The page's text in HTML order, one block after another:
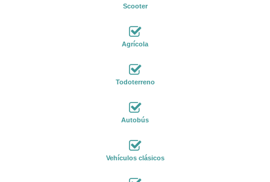
Scooter
Agrícola
Todoterreno
Autobús
Vehículos clásicos